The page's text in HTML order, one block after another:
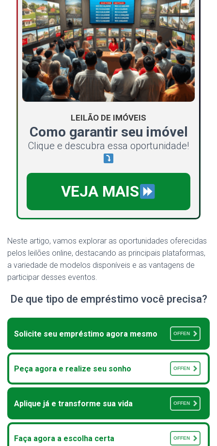
LEILÃO DE IMÓVEIS
Como garantir seu imóvel
Clique e descubra essa oportunidade!
VEJA MAIS
Neste artigo, vamos explorar as oportunidades oferecidas
pelos leilões online, destacando as principais plataformas,
a variedade de modelos disponíveis e as vantagens de
participar desses eventos.
De que tipo de empréstimo você precisa?
Solicite seu empréstimo agora mesmo OFFEN
Peça agora e realize seu sonho OFFEN
Aplique já e transforme sua vida OFFEN
Faça agora a escolha certa OFFEN